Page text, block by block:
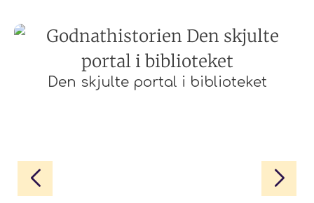
Den skjulte portal i biblioteket